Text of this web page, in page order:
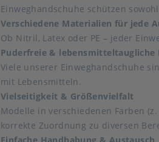
Einweghandschuhe schützen
Verschiedene Materialien für jede
Ob Nitril, Latex oder PE – jeder
Puderfreie & lebensmitteltaugliche
Viele unserer Einweghandschuhe
mit Lebensmitteln.
Vielseitigkeit & Größenvielfalt
Modelle in verschiedenen Farben
korrekte Zuordnung zu diversen